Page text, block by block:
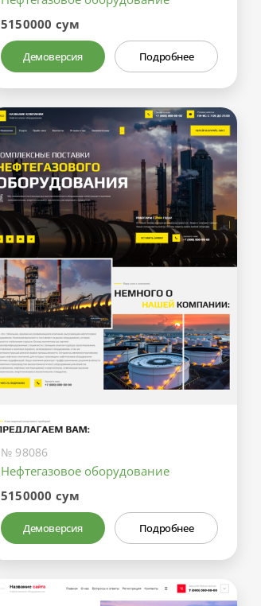
5150000 сум
Демоверсия Подробнее
№ 98086
Нефтегазовое оборудование
5150000 сум
Демоверсия Подробнее